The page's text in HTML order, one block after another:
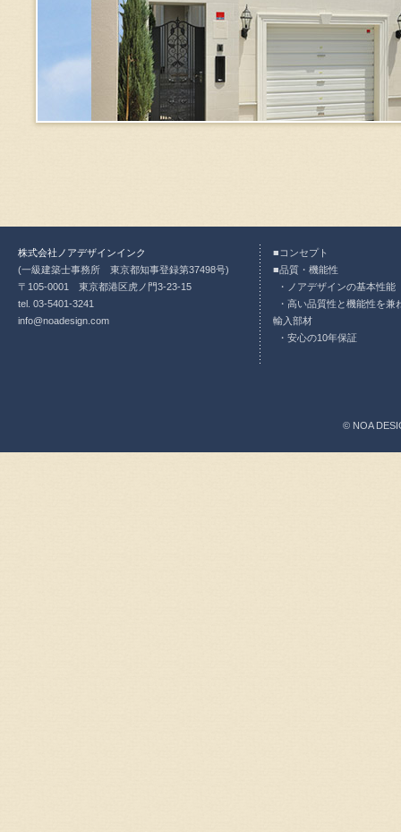
株式会社ノアデザインインク
(一級建築士事務所 東京都知事登録第37498号)
〒105-0001 東京都港区虎ノ門3-23-15
tel. 03-5401-3241
info@noadesign.com
コンセプト
品質・機能性
ノアデザインの基本性能
高い品質性と機能性を兼
輸入部材
安心の10年保証
© NOA